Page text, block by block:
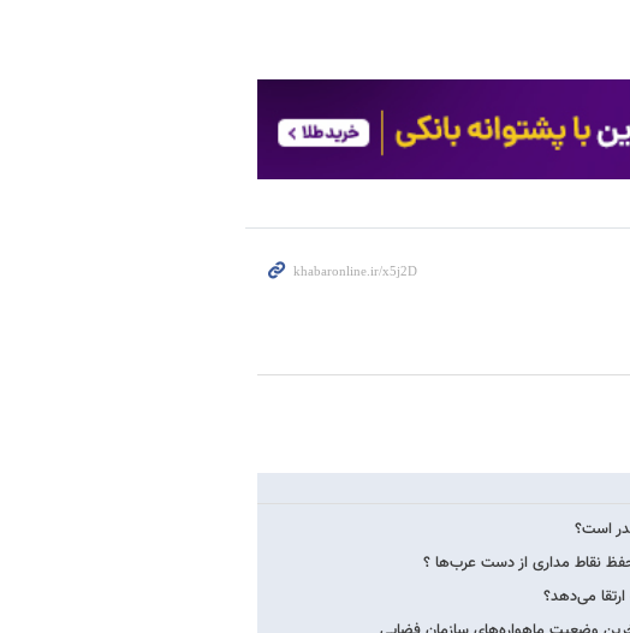
نقاط مداری از دست عرب‌ها ؟
می‌دهد؟